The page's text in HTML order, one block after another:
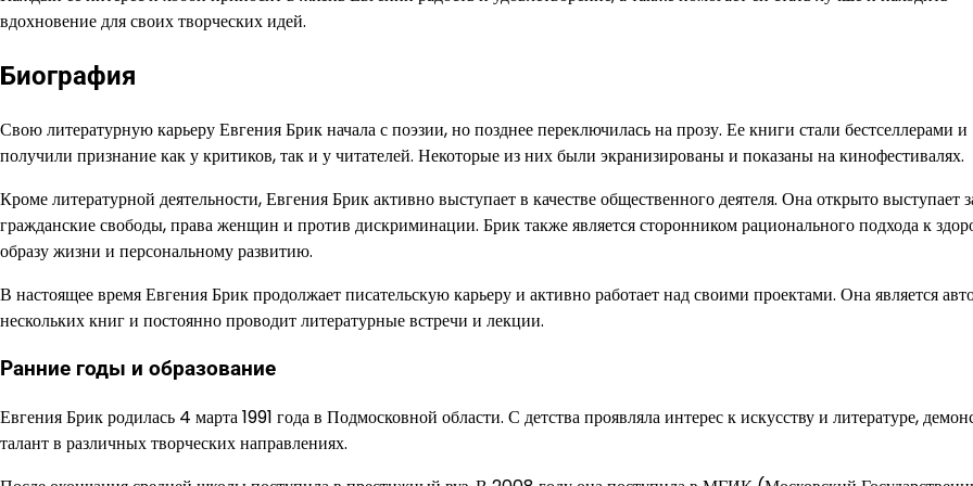
вдохновение для своих творческих идей.
Биография
Свою литературную карьеру Евгения Брик начала с поэзии, но позднее переключилась на прозу. Ее книги стали бестселлерами и
получили признание как у критиков, так и у читателей. Некоторые из них были экранизированы и показаны на кинофестивалях.
Кроме литературной деятельности, Евгения Брик активно выступает в качестве общественного деятеля. Она открыто выступает
гражданские свободы, права женщин и против дискриминации. Брик также является сторонником рационального подхода к
образу жизни и персональному развитию.
В настоящее время Евгения Брик продолжает писательскую карьеру и активно работает над своими проектами. Она является
нескольких книг и постоянно проводит литературные встречи и лекции.
Ранние годы и образование
Евгения Брик родилась 4 марта 1991 года в Подмосковной области. С детства проявляла интерес к искусству и литературе,
талант в различных творческих направлениях.